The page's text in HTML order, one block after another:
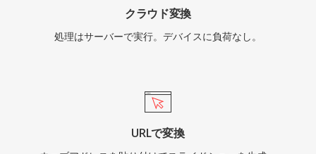
クラウド変換
処理はサーバーで実行。デバイスに負荷なし。
URLで変換